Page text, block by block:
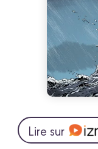
Lire sur